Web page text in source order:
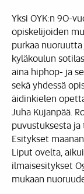
Yksi OYK:n 90-
opiskelijoiden
purkaa
kyläkoulun
aina hiphop- ja
sekä yhdessä
äidinkielen
Juha Kujanpää.
puvustuksesta
Esitykset
Liput ovelta,
ilmaisesitykset
mukaan